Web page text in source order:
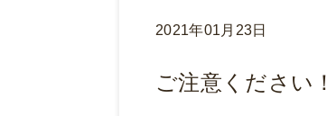
2021年01月23日
ご注意ください！